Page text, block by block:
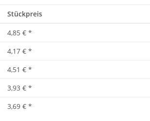
Stückpreis
4,85 € *
4,17 € *
4,51 € *
3,93 € *
3,69 € *